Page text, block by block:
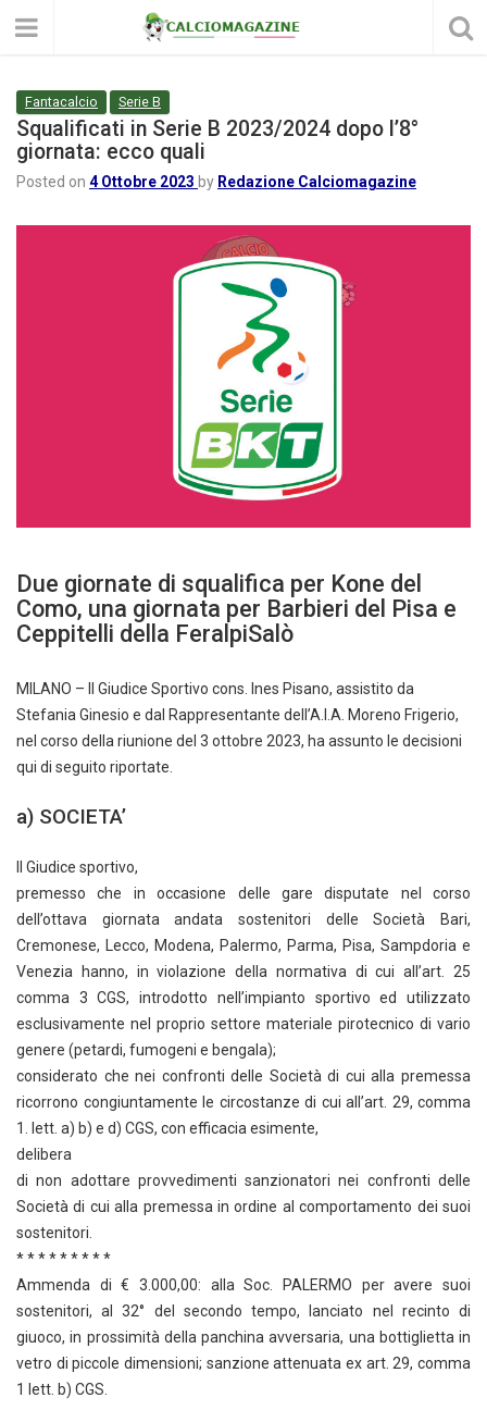
Fantacalcio Serie B
Squalificati in Serie B 2023/2024 dopo l’8°
giornata: ecco quali
Posted on 4 Ottobre 2023 by Redazione Calciomagazine
Due giornate di squalifica per Kone del
Como, una giornata per Barbieri del Pisa e
Ceppitelli della FeralpiSalò
MILANO – Il Giudice Sportivo cons. Ines Pisano, assistito da
Stefania Ginesio e dal Rappresentante dell’A.I.A. Moreno Frigerio,
nel corso della riunione del 3 ottobre 2023, ha assunto le decisioni
qui di seguito riportate.
a) SOCIETA’
Il Giudice sportivo,
premesso che in occasione delle gare disputate nel corso
dell’ottava giornata andata sostenitori delle Società Bari,
Cremonese, Lecco, Modena, Palermo, Parma, Pisa, Sampdoria e
Venezia hanno, in violazione della normativa di cui all’art. 25
comma 3 CGS, introdotto nell’impianto sportivo ed utilizzato
esclusivamente nel proprio settore materiale pirotecnico di vario
genere (petardi, fumogeni e bengala);
considerato che nei confronti delle Società di cui alla premessa
ricorrono congiuntamente le circostanze di cui all’art. 29, comma
1. lett. a) b) e d) CGS, con efficacia esimente,
delibera
di non adottare provvedimenti sanzionatori nei confronti delle
Società di cui alla premessa in ordine al comportamento dei suoi
sostenitori.
* * * * * * * * *
Ammenda di € 3.000,00: alla Soc. PALERMO per avere suoi
sostenitori, al 32° del secondo tempo, lanciato nel recinto di
giuoco, in prossimità della panchina avversaria, una bottiglietta in
vetro di piccole dimensioni; sanzione attenuata ex art. 29, comma
1 lett. b) CGS.